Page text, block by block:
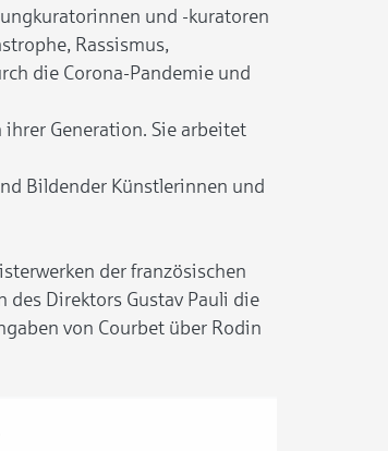
und -kuratoren
Rassismus,
die Corona-Pandemie und
Generation. Sie arbeitet
Bildender Künstlerinnen und
der französischen
Direktors Gustav Pauli die
von Courbet über Rodin